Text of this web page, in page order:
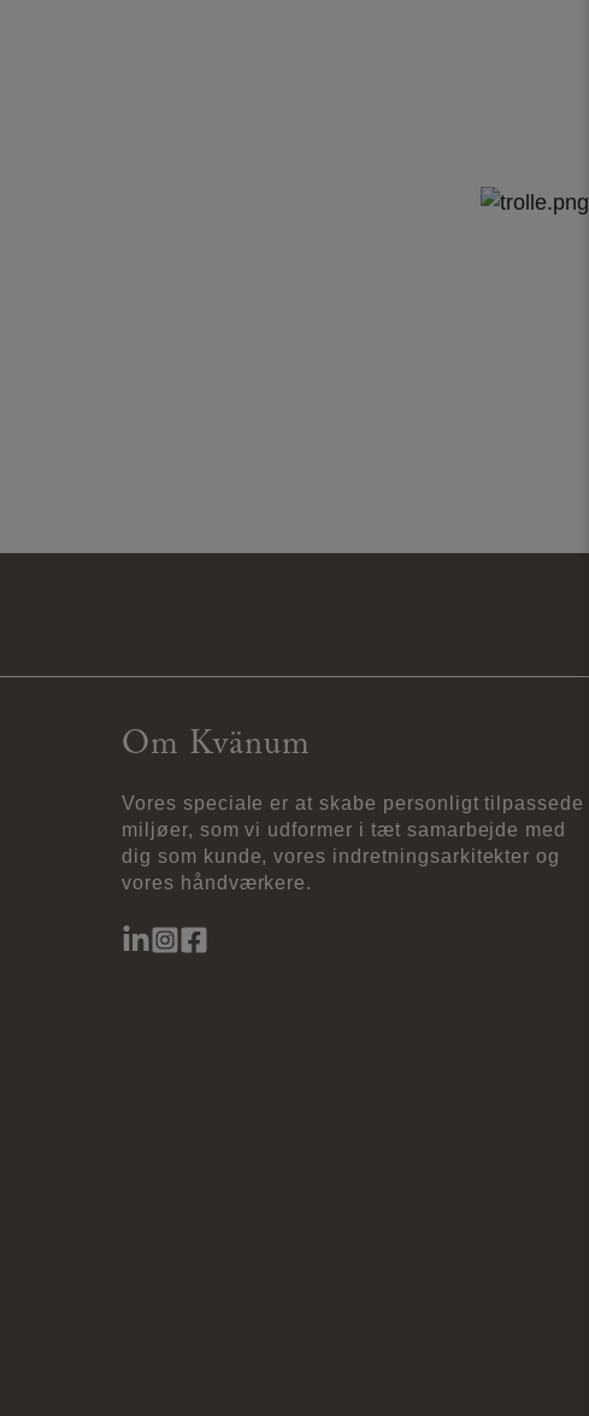
Om Kvänum
Vores speciale er at skabe personligt tilpassede
miljøer, som vi udformer i tæt samarbejde med
dig som kunde, vores indretningsarkitekter og
vores håndværkere.